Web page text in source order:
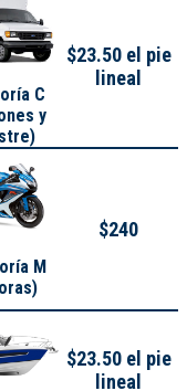
C
y
$23.50 el pie
lineal
M
$240
$23.50 el pie
lineal